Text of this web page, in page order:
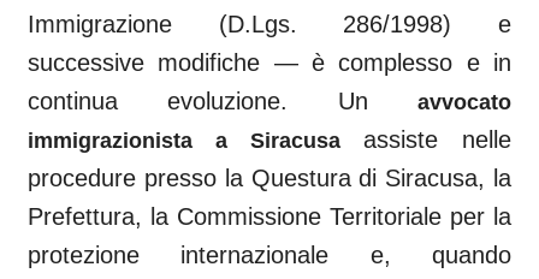
Immigrazione (D.Lgs. 286/1998) e
successive modifiche — è complesso e in
continua evoluzione. Un
avvocato
immigrazionista a Siracusa
assiste nelle
procedure presso la Questura di Siracusa, la
Prefettura, la Commissione Territoriale per la
protezione internazionale e, quando